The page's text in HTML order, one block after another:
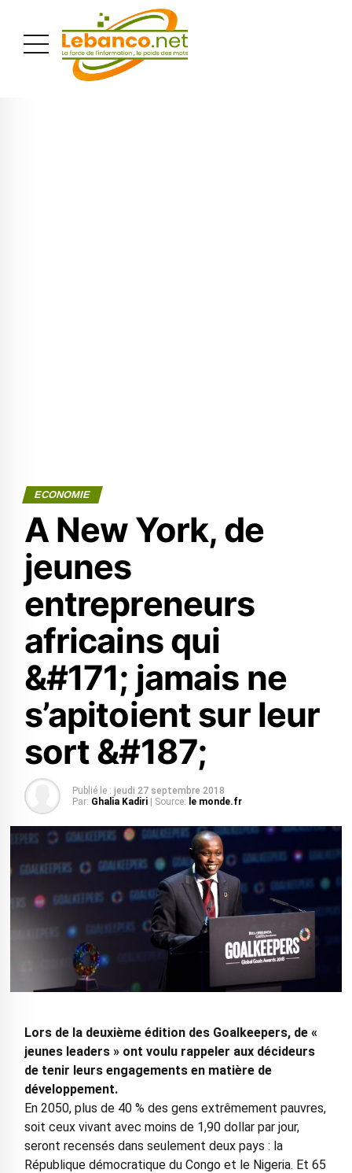
ECONOMIE
A New York, de
jeunes
entrepreneurs
africains qui
&#171; jamais ne
s’apitoient sur leur
sort &#187;
Publié le : jeudi 27 septembre 2018
Par: Ghalia Kadiri | Source: le monde.fr
Lors de la deuxième édition des Goalkeepers, de «
jeunes leaders » ont voulu rappeler aux décideurs
de tenir leurs engagements en matière de
développement.
En 2050, plus de 40 % des gens extrêmement pauvres,
soit ceux vivant avec moins de 1,90 dollar par jour,
seront recensés dans seulement deux pays : la
République démocratique du Congo et le Nigeria. Et 65